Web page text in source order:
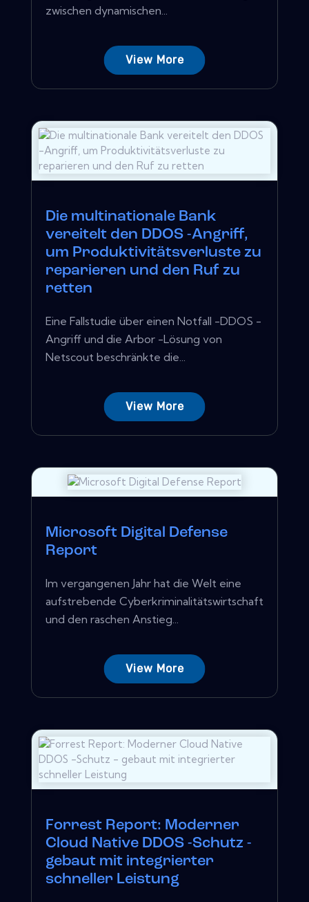
zwischen dynamischen...
View More
Die multinationale Bank
vereitelt den DDOS -Angriff,
um Produktivitätsverluste zu
reparieren und den Ruf zu
retten
Eine Fallstudie über einen Notfall -DDOS -
Angriff und die Arbor -Lösung von
Netscout beschränkte die...
View More
Microsoft Digital Defense
Report
Im vergangenen Jahr hat die Welt eine
aufstrebende Cyberkriminalitätswirtschaft
und den raschen Anstieg...
View More
Forrest Report: Moderner
Cloud Native DDOS -Schutz -
gebaut mit integrierter
schneller Leistung